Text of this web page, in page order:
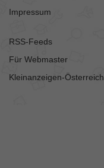
Impressum
RSS-Feeds
Für Webmaster
Kleinanzeigen-Österreich